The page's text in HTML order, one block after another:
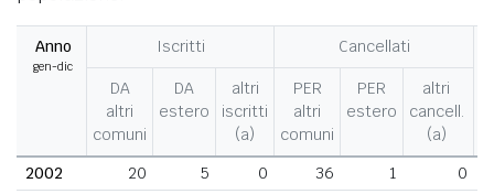
Anno
gen-dic
Iscritti
Cancellati
DA
altri
comuni
DA
estero
altri
iscritti
(a)
PER
altri
comuni
PER
estero
altri
cancell.
(a)
2002
20 5 0 36 1
0